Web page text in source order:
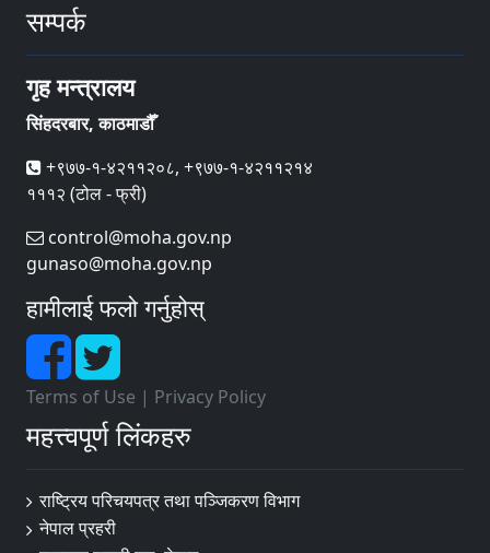
सम्पर्क
गृह मन्त्रालय
सिंहदरबार, काठमाडौँ
+९७७-१-४२११२०८, +९७७-१-४२११२१४
१११२ (टोल - फ्री)
control@moha.gov.np
gunaso@moha.gov.np
हामीलाई फलो गर्नुहोस्
Terms of Use | Privacy Policy
महत्त्वपूर्ण लिंकहरु
राष्ट्रिय परिचयपत्र तथा पञ्‍जिकरण विभाग
नेपाल प्रहरी